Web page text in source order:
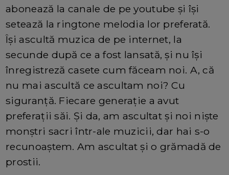
abonează la canale de pe youtube și își
setează la ringtone melodia lor preferată.
Își ascultă muzica de pe internet, la
secunde după ce a fost lansată, și nu își
înregistreză casete cum făceam noi. A, că
nu mai ascultă ce ascultam noi? Cu
siguranță. Fiecare generație a avut
preferații săi. Și da, am ascultat și noi niște
monștri sacri într-ale muzicii, dar hai s-o
recunoaștem. Am ascultat și o grămadă de
prostii.